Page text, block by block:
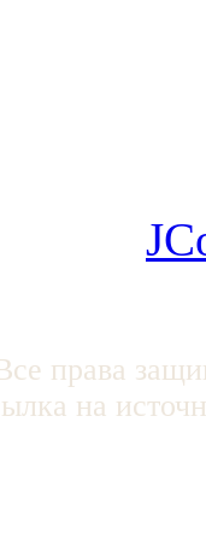
права
на